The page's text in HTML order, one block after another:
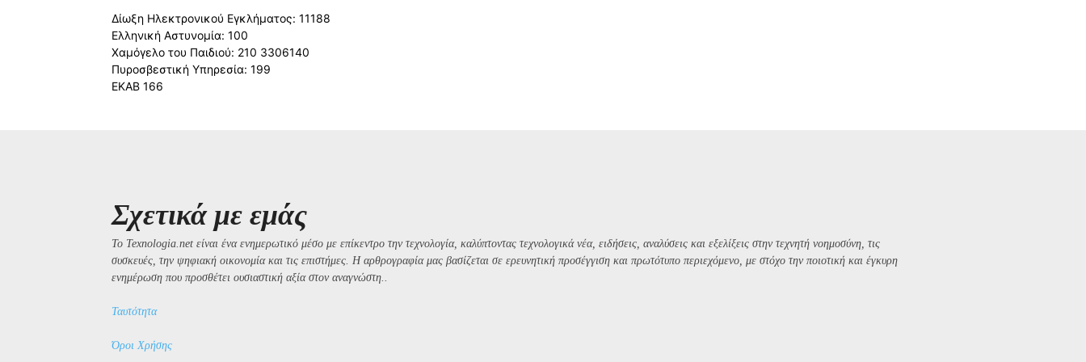
Δίωξη Ηλεκτρονικού Εγκλήματος: 11188
Ελληνική Αστυνομία: 100
Χαμόγελο του Παιδιού: 210 3306140
Πυροσβεστική Υπηρεσία: 199
ΕΚΑΒ 166
Σχετικά με εμάς
Το Texnologia.net είναι ένα ενημερωτικό μέσο με επίκεντρο την τεχνολογία, καλύπτοντας τεχνολογικά νέα, ειδήσεις, αναλύσεις και εξελίξεις στην τεχνητή νοημοσύνη, τις
συσκευές, την ψηφιακή οικονομία και τις επιστήμες. Η αρθρογραφία μας βασίζεται σε ερευνητική προσέγγιση και πρωτότυπο περιεχόμενο, με στόχο την ποιοτική και έγκυρη
ενημέρωση που προσθέτει ουσιαστική αξία στον αναγνώστη..
Ταυτότητα
Όροι Χρήσης